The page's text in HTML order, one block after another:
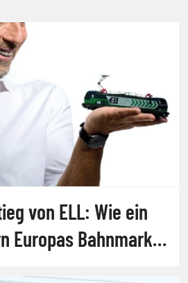
von ELL: Wie ein
Europas Bahnmarkt